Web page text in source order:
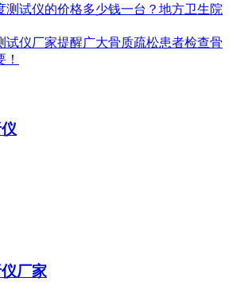
测试仪的价格多少钱一台？地方卫生院
试仪厂家提醒广大骨质疏松患者检查骨
厂家